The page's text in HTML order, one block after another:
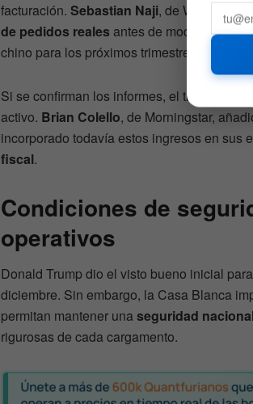
facturación. Sebastian Naji, de William
de pedidos reales antes de modelar una
chino para los próximos trimestres.
Si se confirman los informes, el trato
activo. Brian Colello, de Morningstar,
incorporado todavía estos ingresos en sus
fiscal.
Condiciones de
operativos
Donald Trump dio el visto bueno inicial
diciembre. Sin embargo, la Casa Blanca
permitan mantener unaseguridad
rigurosas de cada cargamento.